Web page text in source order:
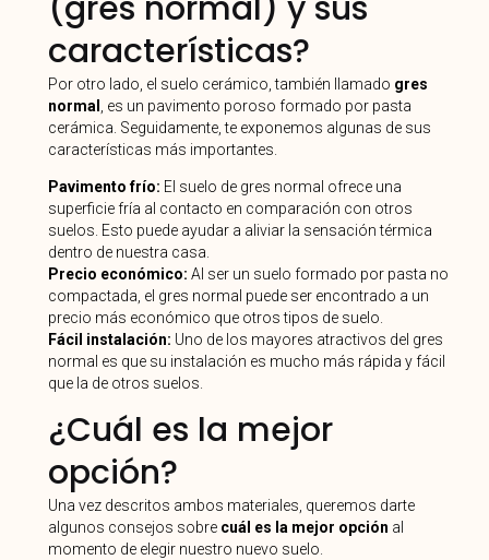
características?
Por otro lado, el suelo cerámico, también llamado gres
normal , es un pavimento poroso formado por pasta
cerámica. Seguidamente, te exponemos algunas de sus
características más importantes.
Pavimento frío: El suelo de gres normal ofrece una
superficie fría al contacto en comparación con otros
suelos. Esto puede ayudar a aliviar la sensación térmica
dentro de nuestra casa.
Precio económico: Al ser un suelo formado por pasta no
compactada, el gres normal puede ser encontrado a un
precio más económico que otros tipos de suelo.
Fácil instalación: Uno de los mayores atractivos del gres
normal es que su instalación es mucho más rápida y fácil
que la de otros suelos.
¿Cuál es la mejor
opción?
Una vez descritos ambos materiales, queremos darte
algunos consejos sobrecuál es la mejor opción al
momento de elegir nuestro nuevo suelo.